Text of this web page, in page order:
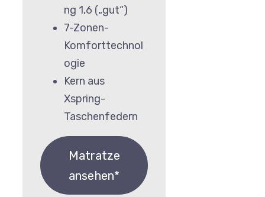
ng 1,6 („gut“)
7-Zonen-
Komforttechnol
ogie
Kern aus
Xspring-
Taschenfedern
Matratze
ansehen*